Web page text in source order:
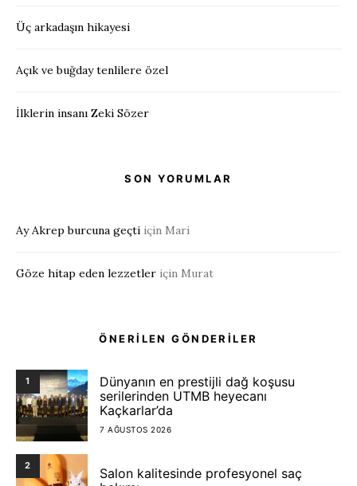
Üç arkadaşın hikayesi
Açık ve buğday tenlilere özel
İlklerin insanı Zeki Sözer
SON YORUMLAR
Ay Akrep burcuna geçti için Mari
Göze hitap eden lezzetler için Murat
ÖNERİLEN GÖNDERİLER
1
Dünyanın en prestijli dağ koşusu
serilerinden UTMB heyecanı
Kaçkarlar’da
7 AĞUSTOS 2026
2
Salon kalitesinde profesyonel saç